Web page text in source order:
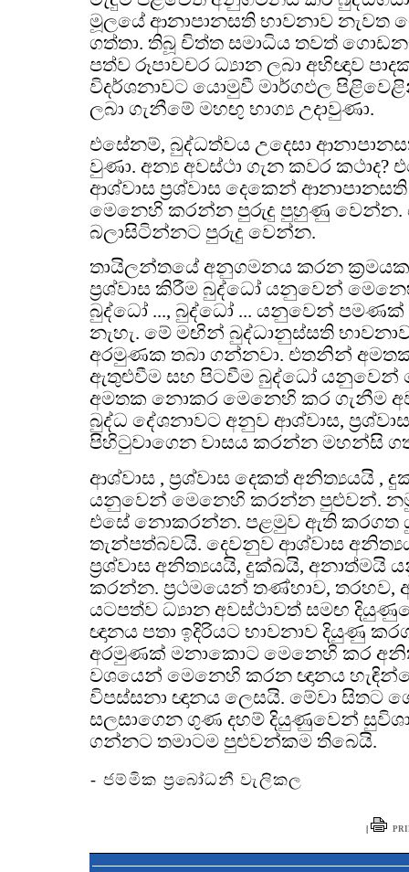
මූලයේ ආනාපානසති භාවනාව
ගත්තා. තිබූ චිත්ත සමාධිය තවත්
පත්ව රූපාවචර ධ්‍යාන ලබා අභිඥාව
විදර්ශනාවට යොමුවී මාර්ගඵල
ලබා ගැනීමේ මහඟු භාග්‍ය උදාවුණා.
එසේනම්, බුද්ධත්වය උදෙසා
වුණා. අන්‍ය අවස්ථා ගැන කවර කථාද?
ආශ්වාස ප්‍රශ්වාස දෙකෙන්
මෙනෙහි කරන්න පුරුදු පුහුණු වෙන්න.
බලාසිටින්නට පුරුදු වෙන්න.
තායිලන්තයේ අනුගමනය කරන
ප්‍රශ්වාස කිරීම බුද්ධෝ යනුවෙන්
බුද්ධෝ ..., බුද්ධෝ ... යනුවෙන්
නැහැ. මේ මඟින් බුද්ධානුස්සති
අරමුණක තබා ගන්නවා. එතනින්
ඇතුළුවීම සහ පිටවීම බුද්ධෝ යනුවෙන්
අමතක නොකර මෙනෙහි කර ගැනීම
බුද්ධ දේශනාවට අනුව ආශ්වාස,
පිහිටුවාගෙන වාසය කරන්න මහන්සි
ආශ්වාස , ප්‍රශ්වාස දෙකත් අනිත්‍යයයි ,
යනුවෙන් මෙනෙහි කරන්න පුළුවන්.
එසේ නොකරන්න. පළමුව ඇති කරගත
තැන්පත්බවයි. දෙවනුව ආශ්වාස
ප්‍රශ්වාස අනිත්‍යයයි, දුක්ඛයි,
කරන්න. ප්‍රථමයෙන් තණ්හාව,
යටපත්ව ධ්‍යාන අවස්ථාවත් සමඟ
ඥානය පතා ඉදිරියට භාවනාව දියුණු
අරමුණක් මනාකොට මෙනෙහි කර
වශයෙන් මෙනෙහි කරන ඥානය
විපස්සනා ඥානය ලෙසයි. මේවා සිතට
සලසාගෙන ගුණ දහම් දියුණුවෙන්
ගන්නට තමාටම පුළුවන්කම තිබෙයි.
- ජම්මික ප්‍රබෝධනී වැලිකල
|